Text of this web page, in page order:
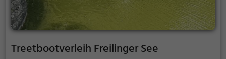
Treetbootverleih Freilinger See